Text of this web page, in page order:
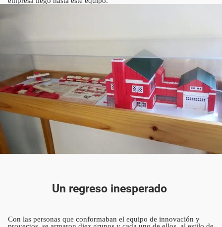
Un regreso inesperado
Con las personas que conformaban el equipo de innovación y